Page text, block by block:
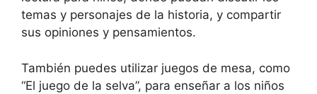
temas y personajes de la historia, y compartir
sus opiniones y pensamientos.
También puedes utilizar juegos de mesa, como
“El juego de la selva”, para enseñar a los niños